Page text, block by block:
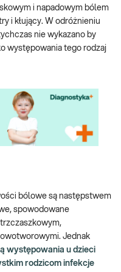
i napadowym bólem
i kłujący. W odróżnieniu
nie wykazano by
występowania tego rodzaj
bólowe są następstwem
spowodowane
Jednak
występowania u dzieci
rodzicom infekcje